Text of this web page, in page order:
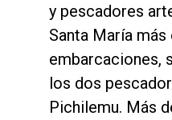
y pescadores
Santa María
embarcaciones,
los dos
Pichilemu. Más